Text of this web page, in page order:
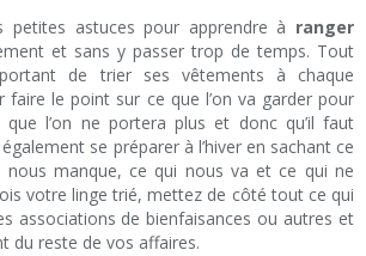
petites astuces pour apprendre à ranger
et sans y passer trop de temps. Tout
de trier ses vêtements à chaque
faire le point sur ce que l’on va garder pour
que l’on ne portera plus et donc qu’il faut
se préparer à l’hiver en sachant ce
nous manque, ce qui nous va et ce qui ne
votre linge trié, mettez de côté tout ce qui
associations de bienfaisances ou autres et
du reste de vos affaires.